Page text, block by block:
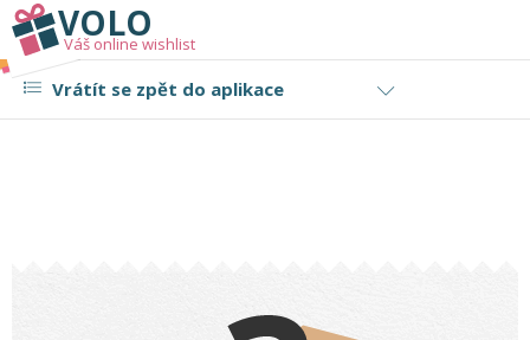
VOLO
Váš online wishlist